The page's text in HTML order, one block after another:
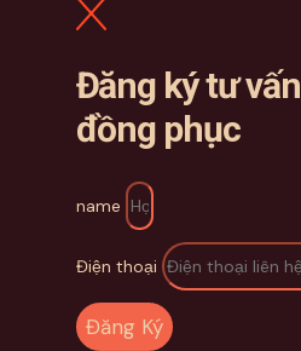
Đăng ký tư vấn
đồng phục
name
Điện thoại
Đăng Ký